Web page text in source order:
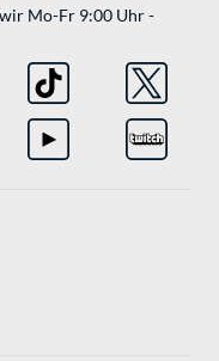
Mo-Fr 9:00 Uhr -